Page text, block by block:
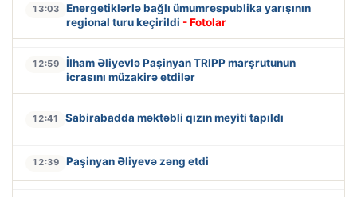
13:03
Energetiklərlə bağlı ümumrespublika yarışının
regional turu keçirildi - Fotolar
12:59
İlham Əliyevlə Paşinyan TRIPP marşrutunun
icrasını müzakirə etdilər
12:41 Sabirabadda məktəbli qızın meyiti tapıldı
12:39 Paşinyan Əliyevə zəng etdi